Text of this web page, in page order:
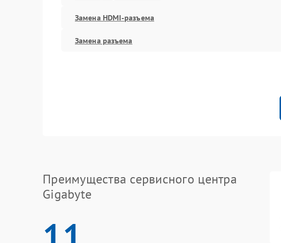
Замена HDMI-разъема
Замена разъема
Преимущества сервисного центра
Gigabyte